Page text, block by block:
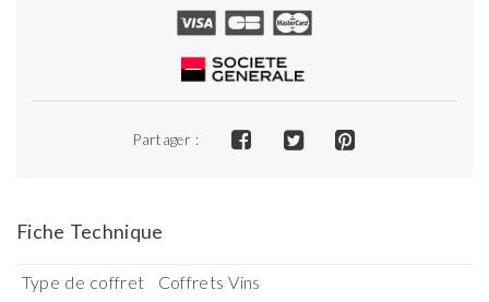
Partager :
Fiche Technique
Type de coffret Coffrets Vins